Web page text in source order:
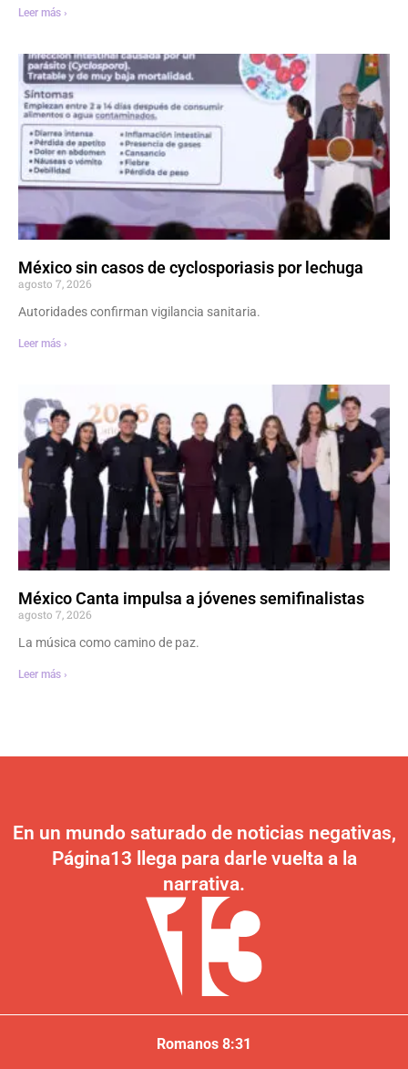
Leer más ›
México sin casos de cyclosporiasis por lechuga
agosto 7, 2026
Autoridades confirman vigilancia sanitaria.
Leer más ›
México Canta impulsa a jóvenes semifinalistas
agosto 7, 2026
La música como camino de paz.
Leer más ›
En un mundo saturado de noticias negativas,
Página13 llega para darle vuelta a la
narrativa.
Romanos 8:31